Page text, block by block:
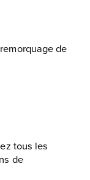
de
tous les
de